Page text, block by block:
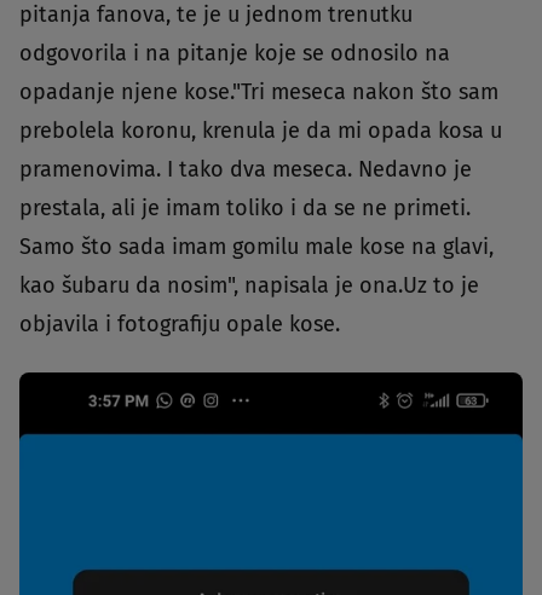
pitanja fanova, te je u jednom trenutku
odgovorila i na pitanje koje se odnosilo na
opadanje njene kose."Tri meseca nakon što sam
prebolela koronu, krenula je da mi opada kosa u
pramenovima. I tako dva meseca. Nedavno je
prestala, ali je imam toliko i da se ne primeti.
Samo što sada imam gomilu male kose na glavi,
kao šubaru da nosim", napisala je ona.Uz to je
objavila i fotografiju opale kose.